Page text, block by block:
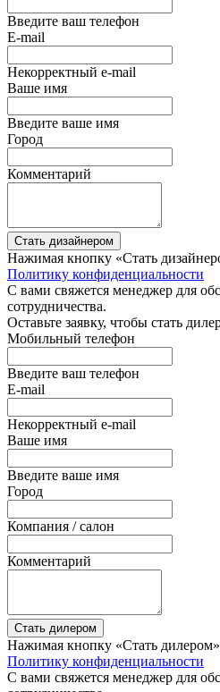
Введите ваш телефон
E-mail
Некорректный e-mail
Ваше имя
Введите ваше имя
Город
Комментарий
Стать дизайнером
Нажимая кнопку «Стать
Политику конфиденциальности
С вами свяжется менеджер для
сотрудничества.
Оставьте заявку, чтобы стать
Мобильный телефон
Введите ваш телефон
E-mail
Некорректный e-mail
Ваше имя
Введите ваше имя
Город
Компания / салон
Комментарий
Стать дилером
Нажимая кнопку «Стать
Политику конфиденциальности
С вами свяжется менеджер для